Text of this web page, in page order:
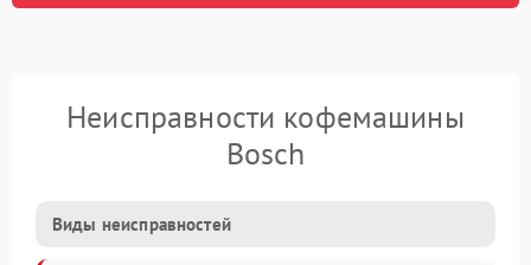
Неисправности кофемашины
Bosch
Виды неисправностей